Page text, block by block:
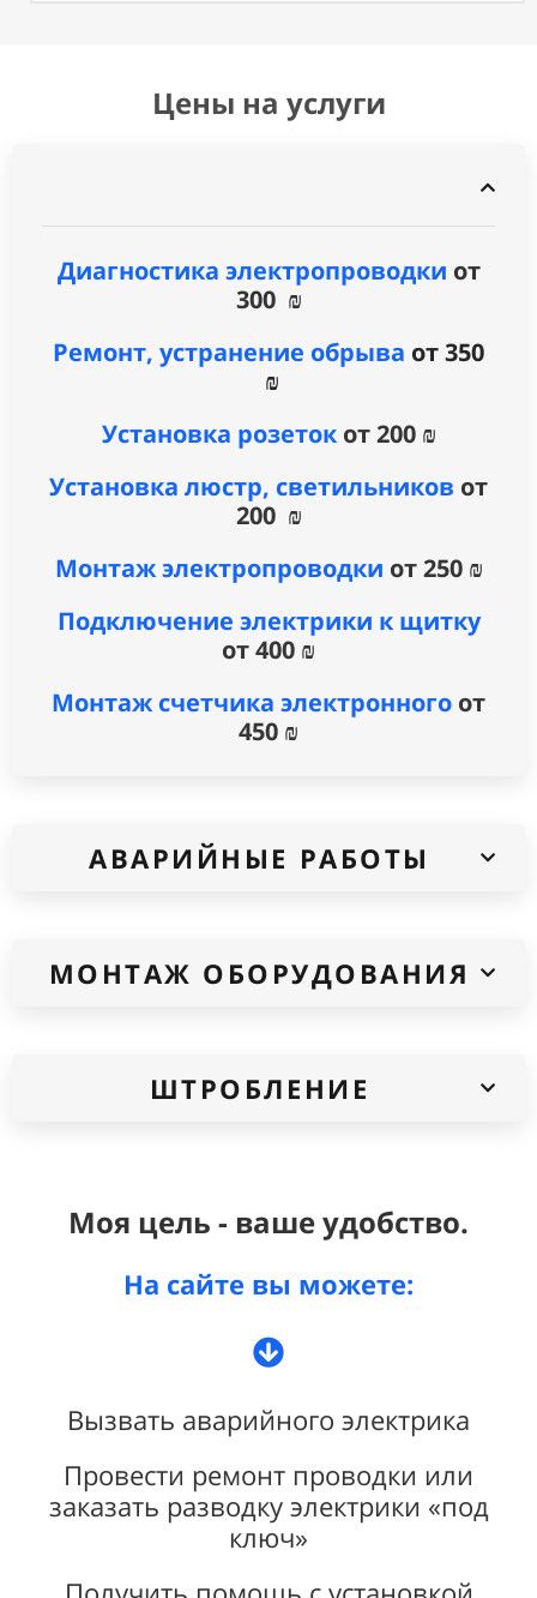
Цены на услуги
Диагностика электропроводки от
300 ₪
Ремонт, устранение обрыва от 350
₪
Установка розеток от 200 ₪
Установка люстр, светильников от
200 ₪
Монтаж электропроводки от 250 ₪
Подключение электрики к щитку
от 400 ₪
Монтаж счетчика электронного от
450 ₪
АВАРИЙНЫЕ РАБОТЫ
МОНТАЖ ОБОРУДОВАНИЯ
ШТРОБЛЕНИЕ
Моя цель - ваше удобство.
На сайте вы можете:
Вызвать аварийного электрика
Провести ремонт проводки или
заказать разводку электрики «под
ключ»